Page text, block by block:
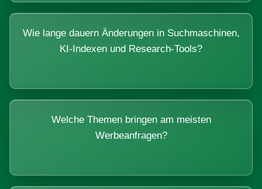
Wie lange dauern Änderungen in Suchmaschinen,
KI-Indexen und Research-Tools?
Welche Themen bringen am meisten
Werbeanfragen?